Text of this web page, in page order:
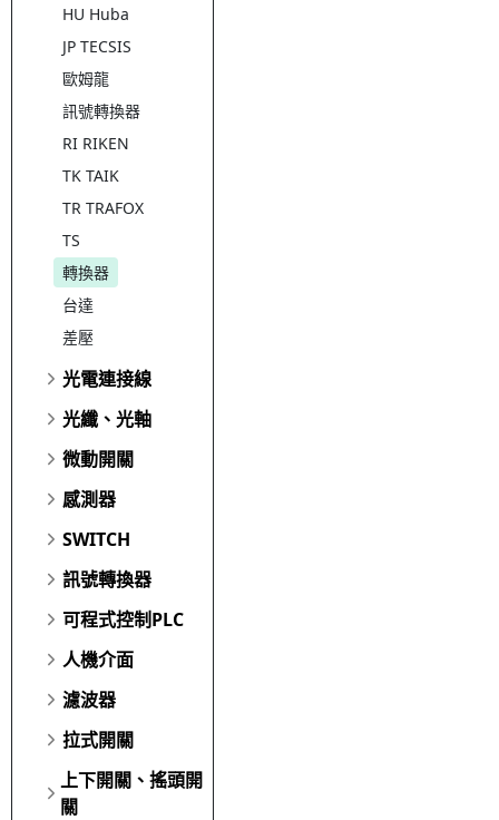
HU Huba
JP TECSIS
歐姆龍
訊號轉換器
RI RIKEN
TK TAIK
TR TRAFOX
TS
轉換器
台達
差壓
光電連接線
光纖、光軸
微動開關
感測器
SWITCH
訊號轉換器
可程式控制PLC
人機介面
濾波器
拉式開關
上下開關、搖頭開
關